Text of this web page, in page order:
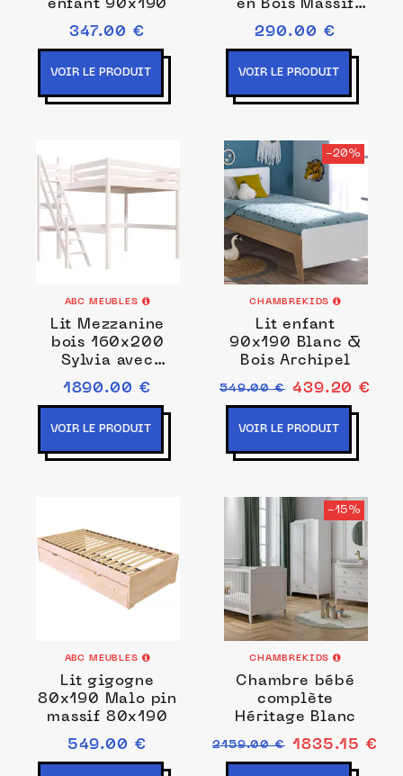
enfant 90x190
347.00 €
VOIR LE PRODUIT
en Bois Massif
80x190
290.00 €
VOIR LE PRODUIT
ABC MEUBLES
Lit Mezzanine
bois 160x200
Sylvia avec
escalier de
meunier
1890.00 €
VOIR LE PRODUIT
-20%
CHAMBREKIDS
Lit enfant
90x190 Blanc &
Bois Archipel
549.00 € 439.20 €
VOIR LE PRODUIT
ABC MEUBLES
Lit gigogne
80x190 Malo pin
massif 80x190
549.00 €
-15%
CHAMBREKIDS
Chambre bébé
complète
Héritage Blanc
2159.00 € 1835.15 €